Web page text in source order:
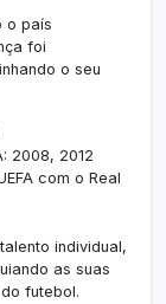
o país
foi
o seu
2008, 2012
com o Real
individual,
as suas
futebol.